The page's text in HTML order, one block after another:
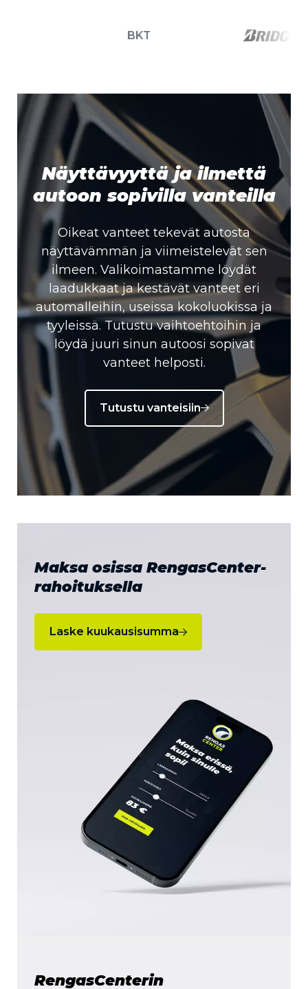
Näyttävyyttä ja ilmettä
autoon sopivilla vanteilla
Oikeat vanteet tekevät autosta
näyttävämmän ja viimeistelevät sen
ilmeen. Valikoimastamme löydät
laadukkaat ja kestävät vanteet eri
automalleihin, useissa kokoluokissa ja
tyyleissä. Tutustu vaihtoehtoihin ja
löydä juuri sinun autoosi sopivat
vanteet helposti.
Tutustu vanteisiin
Maksa osissa RengasCenter-
rahoituksella
Laske kuukausisumma
RengasCenterin